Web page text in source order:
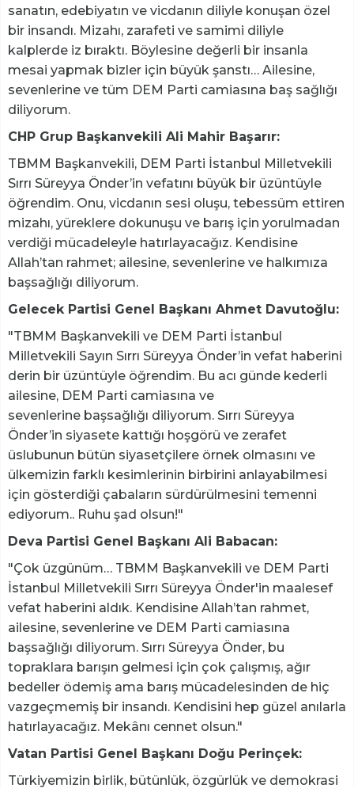
sanatın, edebiyatın ve vicdanın diliyle konuşan özel
bir insandı. Mizahı, zarafeti ve samimi diliyle
kalplerde iz bıraktı. Böylesine değerli bir insanla
mesai yapmak bizler için büyük şanstı… Ailesine,
sevenlerine ve tüm DEM Parti camiasına baş sağlığı
diliyorum.
CHP Grup Başkanvekili Ali Mahir Başarır:
TBMM Başkanvekili, DEM Parti İstanbul Milletvekili
Sırrı Süreyya Önder’in vefatını büyük bir üzüntüyle
öğrendim. Onu, vicdanın sesi oluşu, tebessüm ettiren
mizahı, yüreklere dokunuşu ve barış için yorulmadan
verdiği mücadeleyle hatırlayacağız. Kendisine
Allah’tan rahmet; ailesine, sevenlerine ve halkımıza
başsağlığı diliyorum.
Gelecek Partisi Genel Başkanı Ahmet Davutoğlu:
"TBMM Başkanvekili ve DEM Parti İstanbul
Milletvekili Sayın Sırrı Süreyya Önder’in vefat haberini
derin bir üzüntüyle öğrendim. Bu acı günde kederli
ailesine, DEM Parti camiasına ve
sevenlerine başsağlığı diliyorum. Sırrı Süreyya
Önder’in siyasete kattığı hoşgörü ve zerafet
üslubunun bütün siyasetçilere örnek olmasını ve
ülkemizin farklı kesimlerinin birbirini anlayabilmesi
için gösterdiği çabaların sürdürülmesini temenni
ediyorum.. Ruhu şad olsun!"
Deva Partisi Genel Başkanı Ali Babacan:
"Çok üzgünüm… TBMM Başkanvekili ve DEM Parti
İstanbul Milletvekili Sırrı Süreyya Önder'in maalesef
vefat haberini aldık. Kendisine Allah’tan rahmet,
ailesine, sevenlerine ve DEM Parti camiasına
başsağlığı diliyorum. Sırrı Süreyya Önder, bu
topraklara barışın gelmesi için çok çalışmış, ağır
bedeller ödemiş ama barış mücadelesinden de hiç
vazgeçmemiş bir insandı. Kendisini hep güzel anılarla
hatırlayacağız. Mekânı cennet olsun."
Vatan Partisi Genel Başkanı Doğu Perinçek:
Türkiyemizin birlik, bütünlük, özgürlük ve demokrasi